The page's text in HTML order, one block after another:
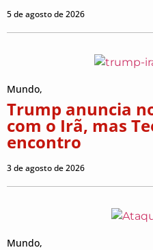
5 de agosto de 2026
Mundo,
Trump anuncia
com o Irã, mas
encontro
3 de agosto de 2026
Mundo,